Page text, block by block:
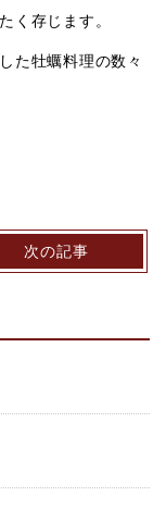
く存じます。
た牡蠣料理の数々
次の記事